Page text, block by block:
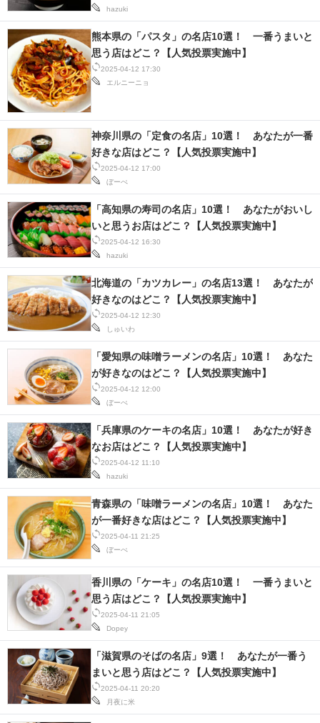
hazuki
2025-04-12 17:30
エルニーニョ
熊本県の「パスタ」の名店10選！ 一番うまいと
思う店はどこ？【人気投票実施中】
2025-04-12 17:00
ぼーぺ
神奈川県の「定食の名店」10選！ あなたが一番
好きな店はどこ？【人気投票実施中】
2025-04-12 16:30
hazuki
「高知県の寿司の名店」10選！ あなたがおいし
いと思うお店はどこ？【人気投票実施中】
2025-04-12 12:30
しゅいわ
北海道の「カツカレー」の名店13選！ あなたが
好きなのはどこ？【人気投票実施中】
2025-04-12 12:00
ぼーぺ
「愛知県の味噌ラーメンの名店」10選！ あなた
が好きなのはどこ？【人気投票実施中】
2025-04-12 11:10
hazuki
「兵庫県のケーキの名店」10選！ あなたが好き
なお店はどこ？【人気投票実施中】
2025-04-11 21:25
ぼーぺ
青森県の「味噌ラーメンの名店」10選！ あなた
が一番好きな店はどこ？【人気投票実施中】
2025-04-11 21:05
Dopey
香川県の「ケーキ」の名店10選！ 一番うまいと
思う店はどこ？【人気投票実施中】
2025-04-11 20:20
月夜に米
「滋賀県のそばの名店」9選！ あなたが一番う
まいと思う店はどこ？【人気投票実施中】